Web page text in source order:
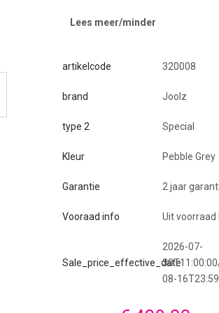
Lees meer/minder
artikelcode 320008
brand Joolz
type 2 Special
Kleur Pebble Grey
Garantie 2 jaar
Vooraad info Uit voorraad
Sale_price_effective_date
2026-07-
08-